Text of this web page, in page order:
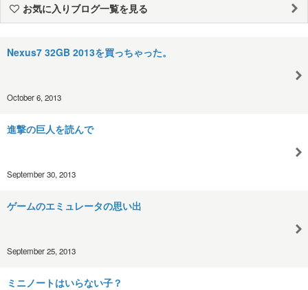
お気に入りブログ一覧を見る
Nexus7 32GB 2013を買っちゃった。
October 6, 2013
進撃の巨人を読んで
September 30, 2013
ゲームのエミュレータの思い出
September 25, 2013
ミニノートはいらない子？